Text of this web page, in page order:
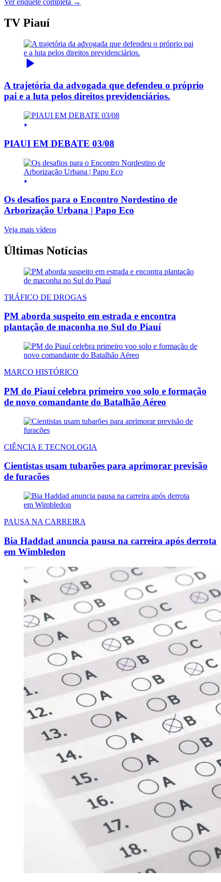
TV Piauí
A trajetória da advogada que defendeu o próprio
pai e a luta pelos direitos previdenciários.
PIAUI EM DEBATE 03/08
Os desafios para o Encontro Nordestino de
Arborização Urbana | Papo Eco
Veja mais vídeos
Últimas Notícias
TRÁFICO DE DROGAS
PM aborda suspeito em estrada e encontra
plantação de maconha no Sul do Piauí
MARCO HISTÓRICO
PM do Piauí celebra primeiro voo solo e formação
de novo comandante do Batalhão Aéreo
CIÊNCIA E TECNOLOGIA
Cientistas usam tubarões para aprimorar previsão
de furacões
PAUSA NA CARREIRA
Bia Haddad anuncia pausa na carreira após derrota
em Wimbledon